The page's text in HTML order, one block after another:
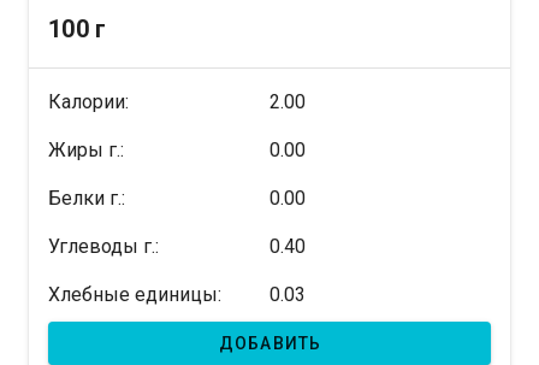
100 г
Калории: 2.00
Жиры г.: 0.00
Белки г.: 0.00
Углеводы г.: 0.40
Хлебные единицы: 0.03
ДОБАВИТЬ